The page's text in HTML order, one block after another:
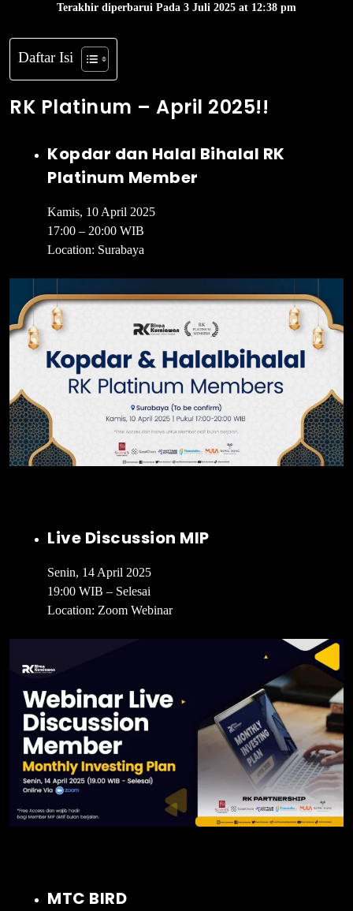
Terakhir diperbarui Pada 3 Juli 2025 at 12:38 pm
Daftar Isi
RK Platinum – April 2025!!
Kopdar dan Halal Bihalal RK
Platinum Member
Kamis, 10 April 2025
17:00 – 20:00 WIB
Location: Surabaya
Live Discussion MIP
Senin, 14 April 2025
19:00 WIB – Selesai
Location: Zoom Webinar
MTC BIRD